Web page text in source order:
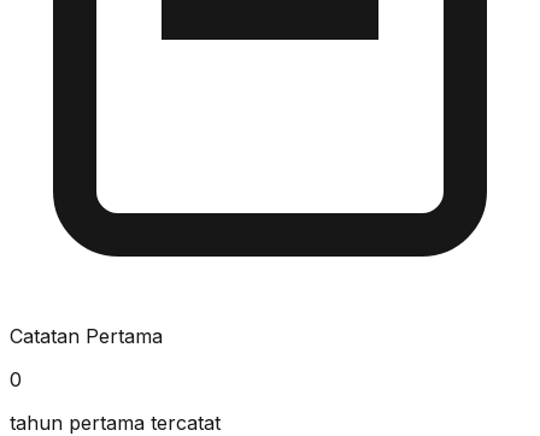
Catatan Pertama
0
tahun pertama tercatat